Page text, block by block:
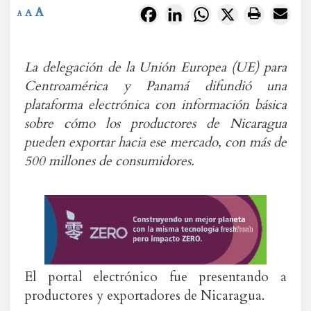
FacebookLinkedInWhatsApp
X
A A A
La delegación de la Unión Europea (UE) para
Centroamérica y Panamá difundió una
plataforma electrónica con información básica
sobre cómo los productores de Nicaragua
pueden exportar hacia ese mercado, con más de
500 millones de consumidores.
El portal electrónico fue presentando a
productores y exportadores de Nicaragua.